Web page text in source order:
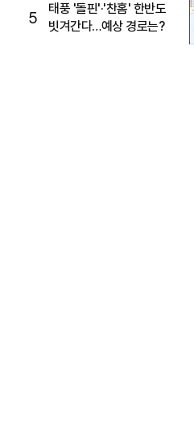
5
태풍 '돌핀'·'찬홈' 한반도
빗겨간다…예상 경로는?